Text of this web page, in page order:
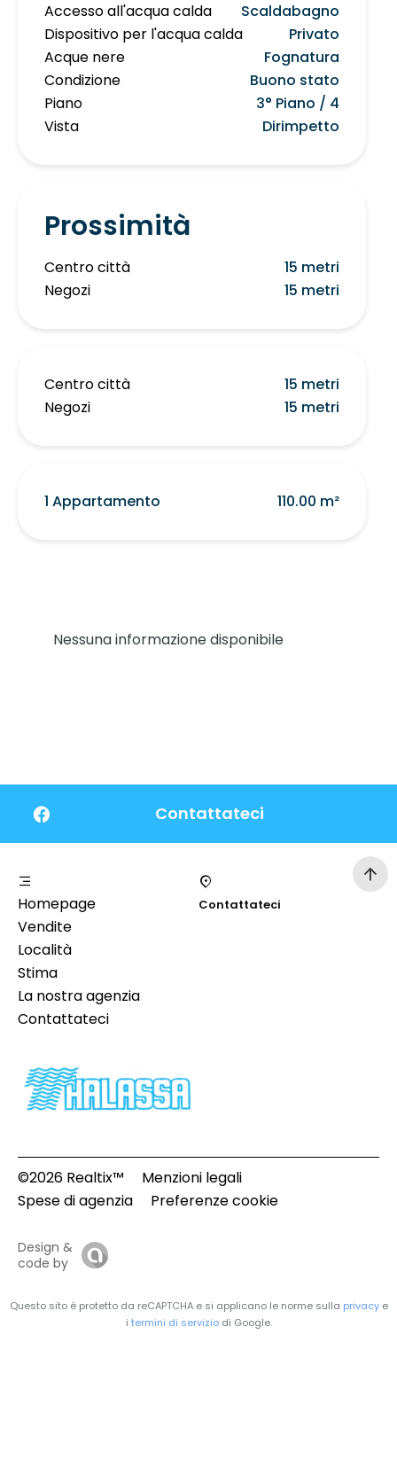
Accesso all'acqua calda
Scaldabagno
Dispositivo per l'acqua calda
Privato
Acque nere
Fognatura
Condizione
Buono stato
Piano
3° Piano / 4
Vista
Dirimpetto
Prossimità
Centro città
15 metri
Negozi
15 metri
Centro città
15 metri
Negozi
15 metri
1 Appartamento 110.00 m²
Nessuna informazione disponibile
Contattateci
Homepage
Vendite
Località
Stima
La nostra agenzia
Contattateci
Contattateci
©2026 Realtix™
Menzioni legali
Spese di agenzia
Preferenze cookie
Design &
code by
Questo sito è protetto da reCAPTCHA e si applicano le norme sulla privacye
i termini di serviziodi Google.